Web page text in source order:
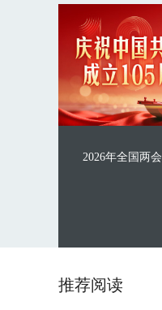
2026年全国两会
推荐阅读